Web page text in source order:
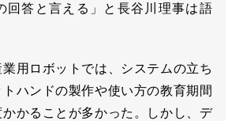
回答と言える」と長谷川理事は語
用ロボットでは、システムの立ち
トハンドの製作や使い方の教育期間
かることが多かった。しかし、デ